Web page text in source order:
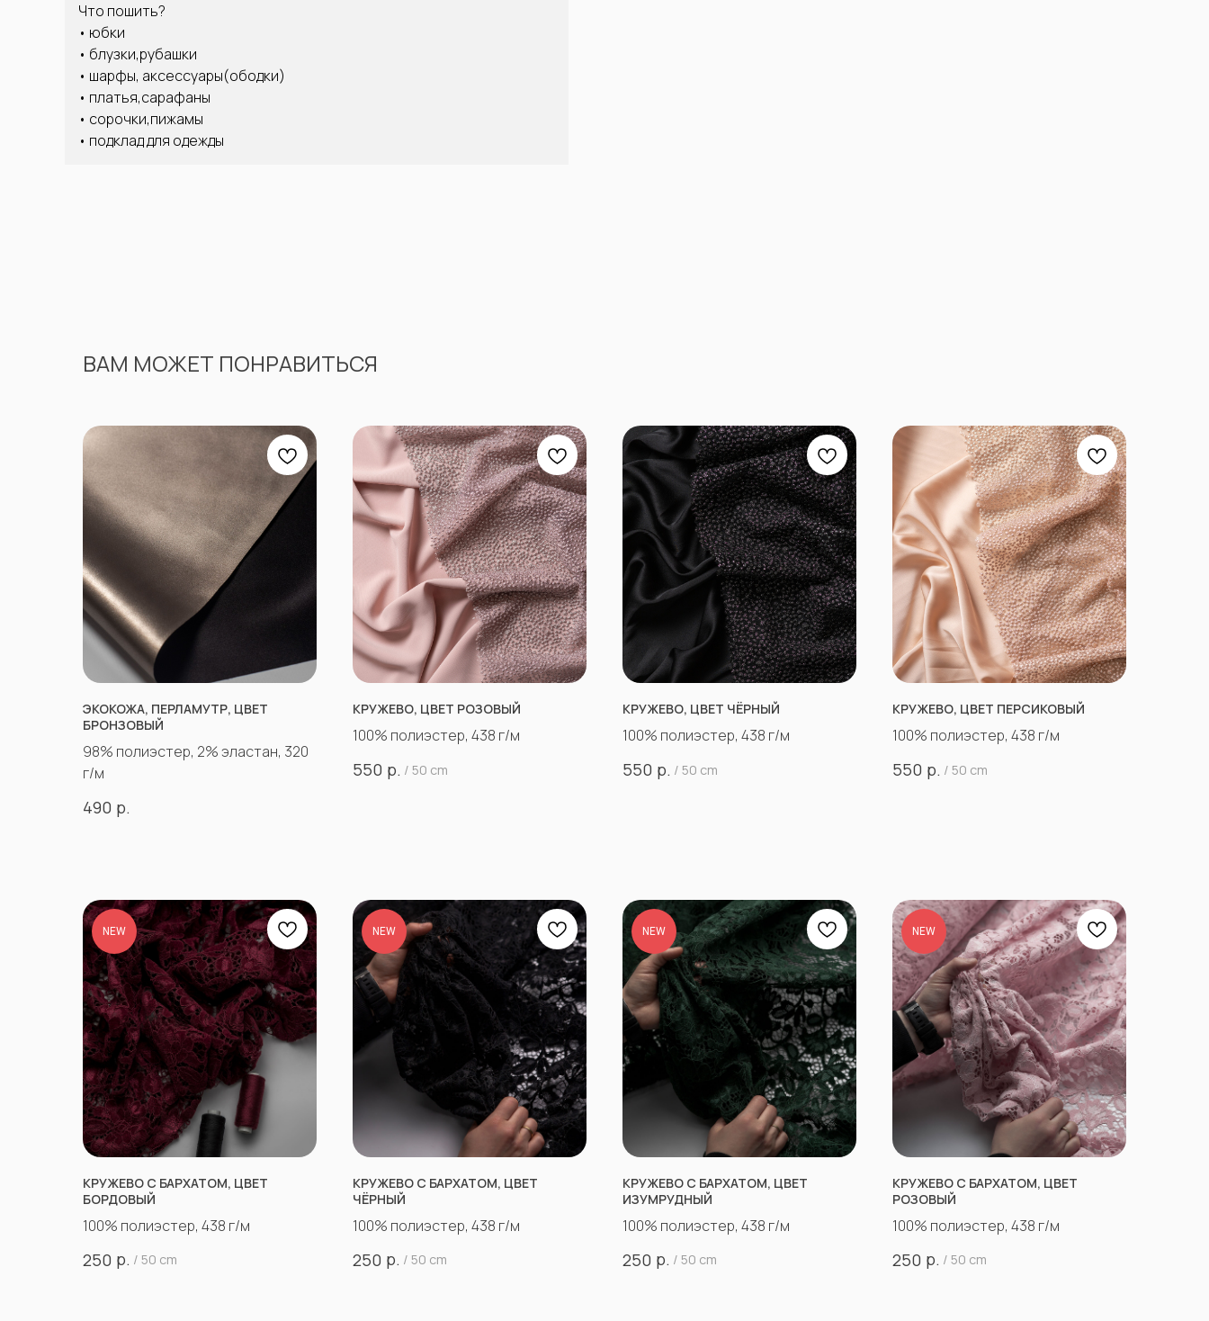
Что пошить?
• юбки
• блузки,рубашки
• шарфы, аксессуары(ободки)
• платья,сарафаны
• сорочки,пижамы
• подклад для одежды
ВАМ МОЖЕТ ПОНРАВИТЬСЯ
ЭКОКОЖА, ПЕРЛАМУТР, ЦВЕТ
БРОНЗОВЫЙ
98% полиэстер, 2% эластан, 320
г/м
490 р.
КРУЖЕВО, ЦВЕТ РОЗОВЫЙ
100% полиэстер, 438 г/м
550 р. / 50 cm
КРУЖЕВО, ЦВЕТ ЧЁРНЫЙ
100% полиэстер, 438 г/м
550 р. / 50 cm
КРУЖЕВО, ЦВЕТ ПЕРСИКОВЫЙ
100% полиэстер, 438 г/м
550 р. / 50 cm
NEW
КРУЖЕВО С БАРХАТОМ, ЦВЕТ
БОРДОВЫЙ
100% полиэстер, 438 г/м
250 р. / 50 cm
NEW
КРУЖЕВО С БАРХАТОМ, ЦВЕТ
ЧЁРНЫЙ
100% полиэстер, 438 г/м
250 р. / 50 cm
NEW
КРУЖЕВО С БАРХАТОМ, ЦВЕТ
ИЗУМРУДНЫЙ
100% полиэстер, 438 г/м
250 р. / 50 cm
NEW
КРУЖЕВО С БАРХАТОМ, ЦВЕТ
РОЗОВЫЙ
100% полиэстер, 438 г/м
250 р. / 50 cm